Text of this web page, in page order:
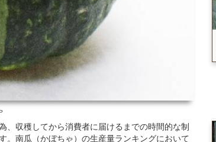
、収穫してから消費者に届けるまでの時間的な制
。南瓜（かぼちゃ）の生産量ランキングにおいて